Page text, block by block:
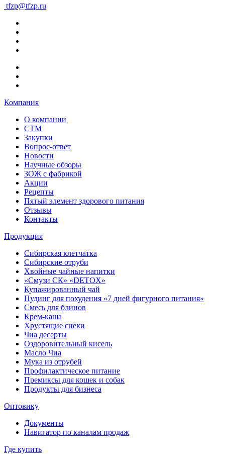
tfzp@tfzp.ru
Компания
О компании
СТМ
Закупки
Вопрос-ответ
Новости
Научные обзоры
ЗОЖ с фабрикой
Акции
Рецепты
Пятый элемент здорового питания
Отзывы
Контакты
Продукция
Сибирская клетчатка
Сибирские отруби
Хвойные чайные напитки
«Смузи СК» «DETOX»
Купажированный чай
Пудинг для похудения «7 дней фигурного питания»
Смесь для блинов
Крем-каша
Хрустящие снеки
Чиа десерты
Оздоровительный кисель
Масло Чиа
Мука из отрубей
Профилактическое питание
Премиксы для кошек и собак
Продукты для бизнеса
Оптовику
Документы
Навигатор по каналам продаж
Где купить